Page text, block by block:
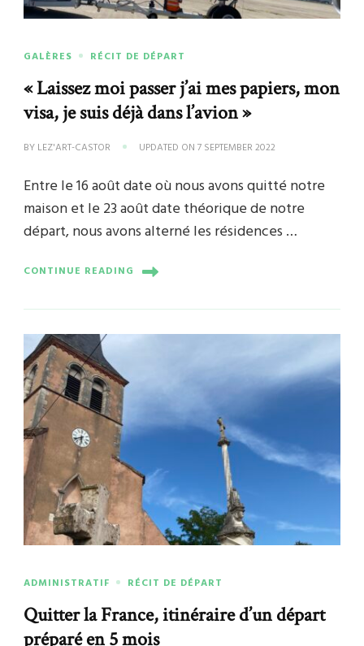
GALÈRES RÉCIT DE DÉPART
« Laissez moi passer j’ai mes papiers, mon
visa, je suis déjà dans l’avion »
BY LEZ'ART-CASTOR UPDATED ON 7 SEPTEMBER 2022
Entre le 16 août date où nous avons quitté notre
maison et le 23 août date théorique de notre
départ, nous avons alterné les résidences …
CONTINUE READING
ADMINISTRATIF RÉCIT DE DÉPART
Quitter la France, itinéraire d’un départ
préparé en 5 mois